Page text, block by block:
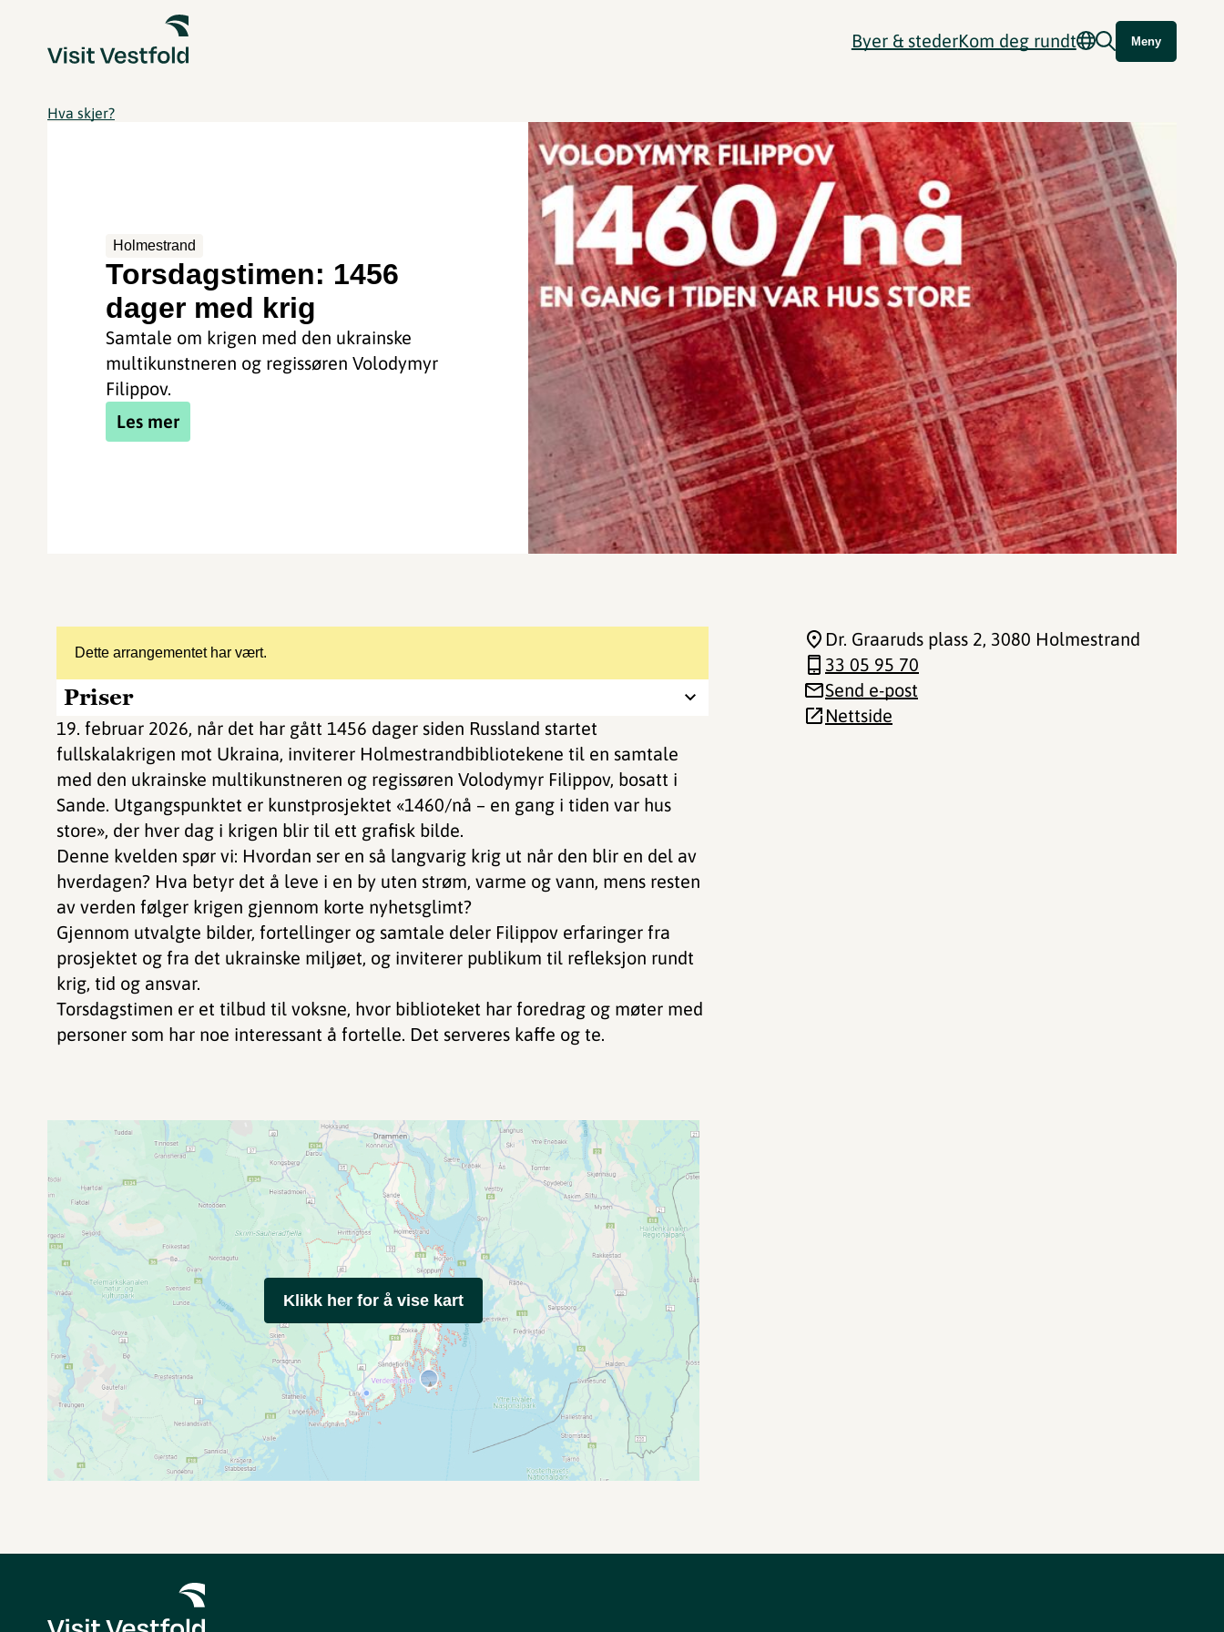
Byer & stederKom deg rundt Meny
Hva skjer?
Holmestrand
Torsdagstimen: 1456
dager med krig
Samtale om krigen med den ukrainske
multikunstneren og regissøren Volodymyr
Filippov.
Les mer
Dette arrangementet har vært.
Priser
19. februar 2026, når det har gått 1456 dager siden Russland startet
fullskalakrigen mot Ukraina, inviterer Holmestrandbibliotekene til en samtale
med den ukrainske multikunstneren og regissøren Volodymyr Filippov, bosatt i
Sande. Utgangspunktet er kunstprosjektet «1460/nå – en gang i tiden var hus
store», der hver dag i krigen blir til ett grafisk bilde.
Denne kvelden spør vi: Hvordan ser en så langvarig krig ut når den blir en del av
hverdagen? Hva betyr det å leve i en by uten strøm, varme og vann, mens resten
av verden følger krigen gjennom korte nyhetsglimt?
Gjennom utvalgte bilder, fortellinger og samtale deler Filippov erfaringer fra
prosjektet og fra det ukrainske miljøet, og inviterer publikum til refleksjon rundt
krig, tid og ansvar.
Torsdagstimen er et tilbud til voksne, hvor biblioteket har foredrag og møter med
personer som har noe interessant å fortelle. Det serveres kaffe og te.
Dr. Graaruds plass 2, 3080 Holmestrand
33 05 95 70
Send e-post
Nettside
Klikk her for å vise kart